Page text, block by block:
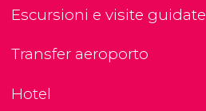
Escursioni e visite guidate
Transfer aeroporto
Hotel